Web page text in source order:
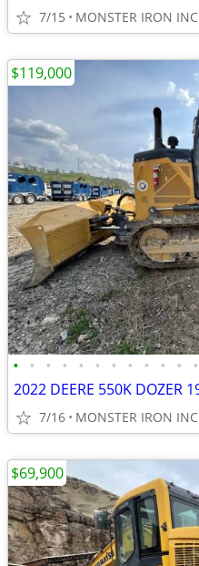
7/15 MONSTER IRON INC
• • • • • • • • • • • •
7/16 MONSTER IRON INC
$119,000
$69,900